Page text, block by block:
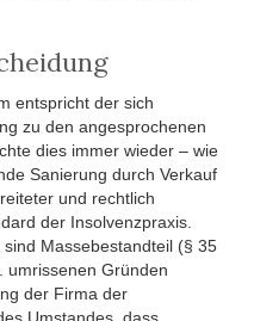
entspricht der sich
zu den angesprochenen
dies immer wieder – wie
Sanierung durch Verkauf
und rechtlich
der Insolvenzpraxis.
Massebestandteil (§ 35
umrissenen Gründen
der Firma der
Umstandes, dass